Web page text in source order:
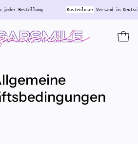
jeder Bestellung Kostenloser Versand in